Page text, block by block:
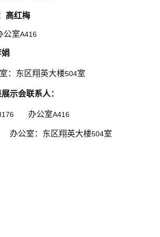
高红梅
公室A416
娟
：东区翔英大楼504室
示会联系人：
办公室A416
办公室：东区翔英大楼504室